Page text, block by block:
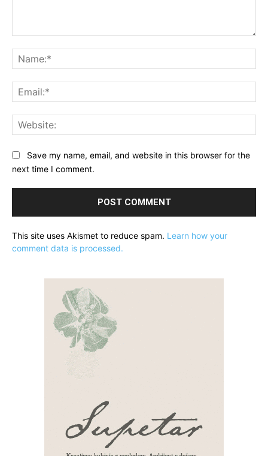
Save my name, email, and website in this browser for the
next time I comment.
This site uses Akismet to reduce spam. Learn how your
comment data is processed.